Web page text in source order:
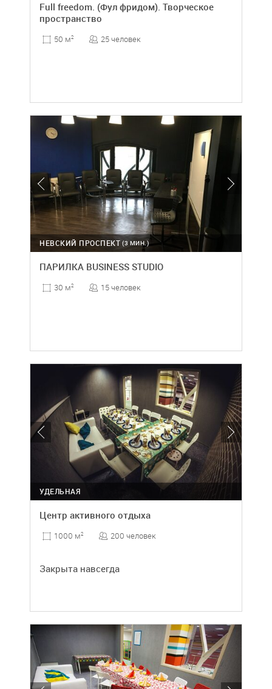
Full freedom. (Фул фридом). Творческое
пространство
50 м2 25 человек
(3 МИН.)
НЕВСКИЙ ПРОСПЕКТ
ПАРИЛКА BUSINESS STUDIO
30 м2 15 человек
УДЕЛЬНАЯ
Центр активного отдыха
1000 м2 200 человек
Закрыта навсегда